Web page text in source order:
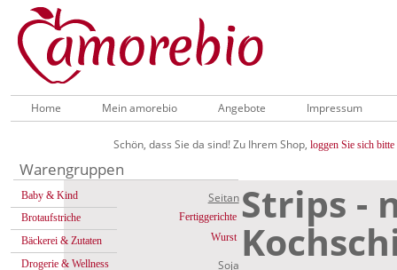
Home Mein amorebio Angebote Impressum
Schön, dass Sie da sind! Zu Ihrem Shop, loggen Sie sich bitte
Warengruppen
Baby & Kind
Brotaufstriche
Bäckerei & Zutaten
Drogerie & Wellness
Seitan
Fertiggerichte
Wurst
Soja
Strips -